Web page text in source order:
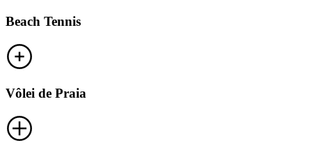
Beach Tennis
Vôlei de Praia